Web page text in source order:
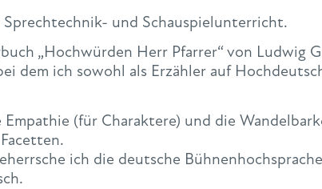
und Schauspielunterricht.
„Hochwürden Herr Pfarrer“ von Ludwig
dem ich sowohl als Erzähler auf
(für Charaktere) und die
ich die deutsche